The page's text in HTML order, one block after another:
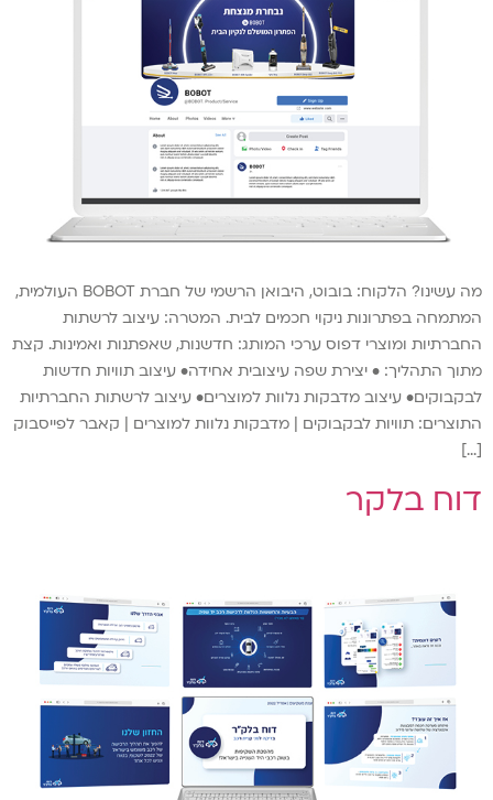
מה עשינו? הלקוח: בובוט, היבואן הרשמי של חברת BOBOT העולמית,
המתמחה בפתרונות ניקוי חכמים לבית. המטרה: עיצוב לרשתות
החברתיות ומוצרי דפוס ערכי המותג: חדשנות, שאפתנות ואמינות. קצת
מתוך התהליך: • יצירת שפה עיצובית אחידה• עיצוב תוויות חדשות
לבקבוקים• עיצוב מדבקות נלוות למוצרים• עיצוב לרשתות החברתיות
התוצרים: תוויות לבקבוקים | מדבקות נלוות למוצרים | קאבר לפייסבוק
[…]
דוח בלקר